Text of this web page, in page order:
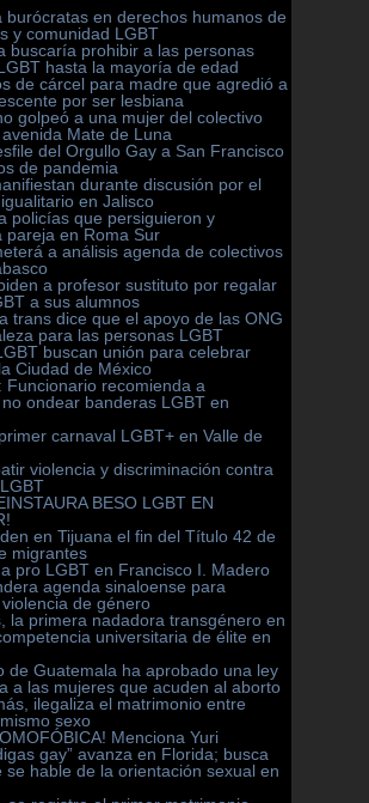
burócratas en derechos humanos de
y comunidad LGBT
buscaría prohibir a las personas
hasta la mayoría de edad
de cárcel para madre que agredió a
por ser lesbiana
golpeó a una mujer del colectivo
Mate de Luna
del Orgullo Gay a San Francisco
de pandemia
durante discusión por el
en Jalisco
policías que persiguieron y
pareja en Roma Sur
a análisis agenda de colectivos
a profesor sustituto por regalar
a sus alumnos
trans dice que el apoyo de las ONG
para las personas LGBT
buscan unión para celebrar
Ciudad de México
Funcionario recomienda a
ondear banderas LGBT en
carnaval LGBT+ en Valle de
violencia y discriminación contra
BESO LGBT EN
en Tijuana el fin del Título 42 de
migrantes
pro LGBT en Francisco I. Madero
agenda sinaloense para
de género
la primera nadadora transgénero en
universitaria de élite en
de Guatemala ha aprobado una ley
a las mujeres que acuden al aborto
ilegaliza el matrimonio entre
sexo
Menciona Yuri
gay” avanza en Florida; busca
se hable de la orientación sexual en